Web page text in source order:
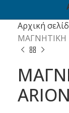
Αρχική
ΜΑΓΝΗΤΙΚΗ